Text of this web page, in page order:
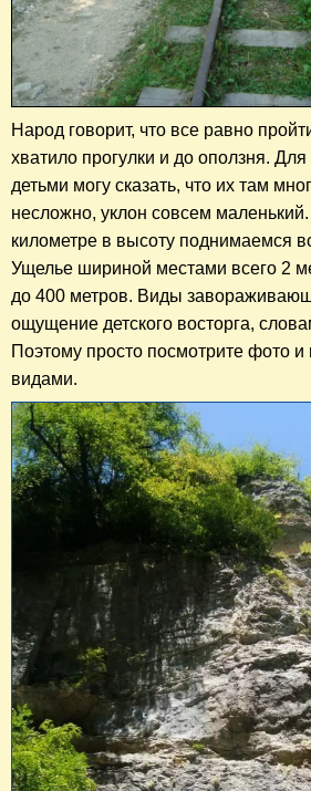
Народ говорит, что все равно
хватило прогулки и до оползня.
детьми могу сказать, что их там
несложно, уклон совсем
километре в высоту поднимаемся
Ущелье шириной местами всего 2
до 400 метров. Виды
ощущение детского восторга,
Поэтому просто посмотрите фото и
видами.